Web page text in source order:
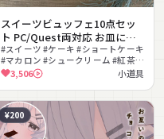
スイーツビュッフェ10点セッ
ト PC/Quest両対応 お皿に盛
って食べられるUDONギミック
のおまけつき Sweets Set
#スイーツ #ケーキ #ショートケーキ
#マカロン #シュークリーム #紅茶 #
コーヒー #お皿 #食べ物 #ビュッフ
3,506 小道具
¥200